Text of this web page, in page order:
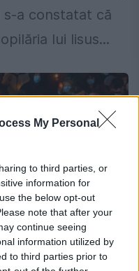
My Personal
to third parties, or
information for
the below opt-out
note that after your
continue seeing
information utilized by
to third parties prior to
a constatat că
lui Iisus...